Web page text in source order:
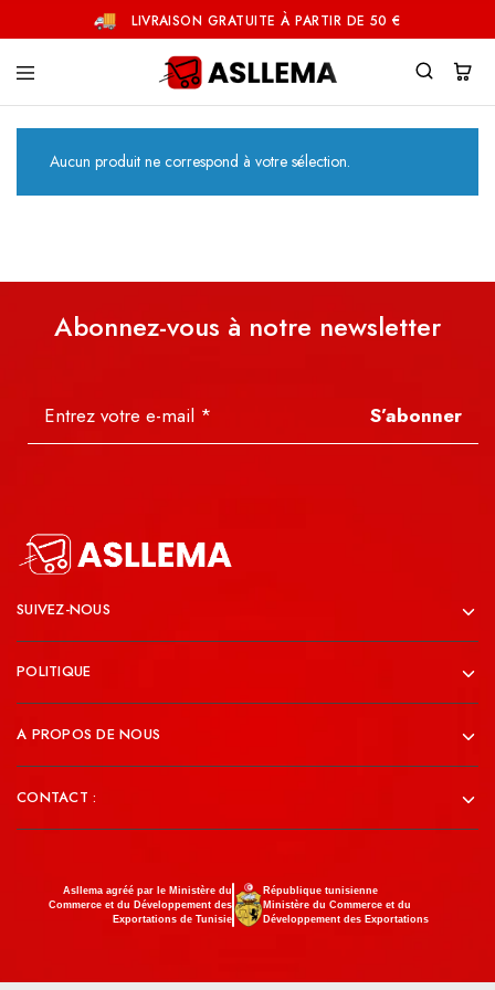
LIVRAISON GRATUITE À PARTIR DE 50 €
Aucun produit ne correspond à votre sélection.
Abonnez-vous à notre newsletter
S’abonner
SUIVEZ-NOUS
POLITIQUE
A PROPOS DE NOUS
CONTACT :
Asllema agréé par le Ministère du
Commerce et du Développement des
Exportations de Tunisie
République tunisienne
Ministère du Commerce et du
Développement des Exportations